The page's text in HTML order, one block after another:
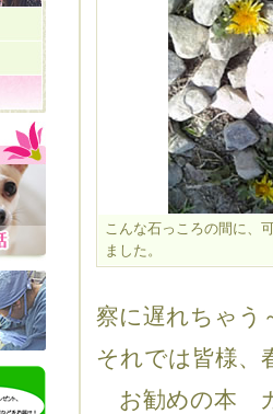
こんな石っころの間に、
ました。
察に遅れちゃう
それでは皆様
お勧めの本